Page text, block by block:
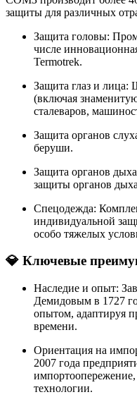
защиты для различных
Защита головы:
числе
Termotrek.
Защита глаз и лица:
(включая
сталеваров,
Защита органов
беруши.
Защита органов
защиты органов
Спецодежда:
индивидуальной
особо тяжелых
💎 Ключевые
Наследие и опыт:
Демидовым в 1727
опытом, адаптируя
времени.
Ориентация на
2007 года
технологии.